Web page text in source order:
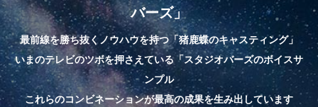
バーズ」
最前線を勝ち抜くノウハウを持つ「猪鹿蝶のキャスティング」
いまのテレビのツボを押さえている「スタジオバーズのボイスサ
ンプル
これらのコンビネーションが最高の成果を生み出しています